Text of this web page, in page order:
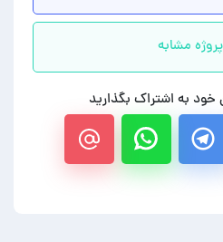
مشابه
خود به اشتراک بگذارید